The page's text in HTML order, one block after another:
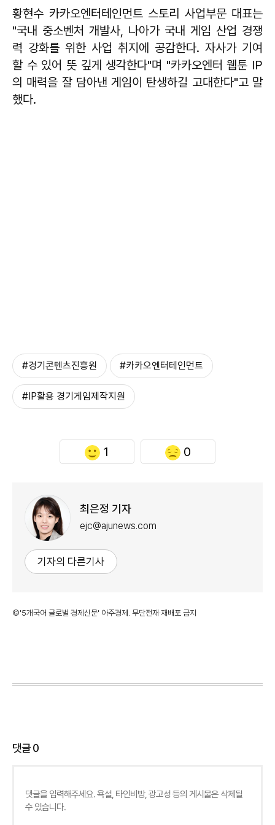
황현수 카카오엔터테인먼트 스토리 사업부문 대표는
"국내 중소벤처 개발사, 나아가 국내 게임 산업 경쟁
력 강화를 위한 사업 취지에 공감한다. 자사가 기여
할 수 있어 뜻 깊게 생각한다"며 "카카오엔터 웹툰 IP
의 매력을 잘 담아낸 게임이 탄생하길 고대한다"고 말
했다.
#경기콘텐츠진흥원 #카카오엔터테인먼트
#IP활용 경기게임제작지원
1 0
최은정 기자
ejc@ajunews.com
기자의 다른기사
©'5개국어 글로벌 경제신문' 아주경제. 무단전재·재배포 금지
댓글0